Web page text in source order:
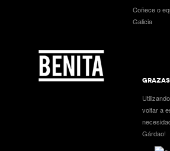
Coñece o
Galicia
voltar a
Gárdao!